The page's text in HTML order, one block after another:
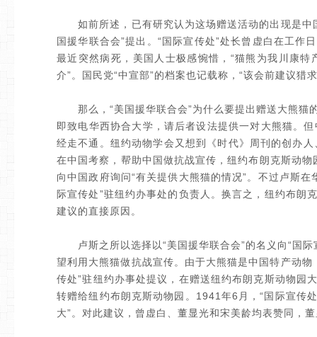
如前所述，已有研究认为这场赠送活动的出现是中
国援华联合会”提出。“国际宣传处”处长曾虚白在工作
最近突然病死，美国人士极感惋惜，“猫熊为我川康
介”。国民党“中宣部”的档案也记载称，“该会前建议猎
那么，“美国援华联合会”为什么要提出赠送大熊猫
即致电华西协合大学，请后者设法提供一对大熊猫。
经走不通。纽约动物学会又想到《时代》周刊的创办
在中国考察，帮助中国做抗战宣传，纽约布朗克斯动
向中国政府询问“有关提供大熊猫的情况”。不过卢斯
际宣传处”驻纽约办事处的负责人。换言之，纽约布朗
建议的直接原因。
卢斯之所以选择以“美国援华联合会”的名义向“国际
望利用大熊猫做抗战宣传。由于大熊猫是中国特产动
传处”驻纽约办事处提议，在赠送纽约布朗克斯动物园
转赠给纽约布朗克斯动物园。1941年6月，“国际宣传
大”。对此建议，曾虚白、董显光和宋美龄均表赞同，